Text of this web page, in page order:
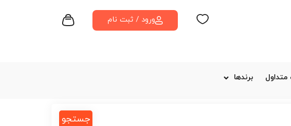
ورود / ثبت نام
متداول برندها
جستجو